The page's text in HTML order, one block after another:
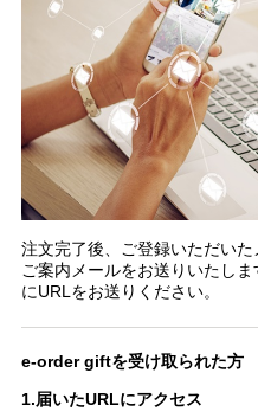
注文完了後、ご登録いただい
ご案内メールをお送りいたし
にURLをお送りください。
e-order giftを受け取られた方
1.届いたURLにアクセス